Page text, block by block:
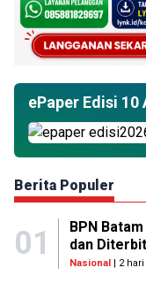
ePaper Edisi 10
Berita Populer
01
BPN
dan
Nasional| 2 hari